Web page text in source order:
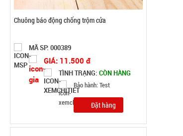
Lót chuột pad 25x30cm Tyloo màu đỏ Dày 4 Ly
MÃ SP: SP004285
GIÁ: 16.000 đ
TÌNH TRẠNG: CÒN HÀNG
Bảo hành: Test; Cân nặng:
0,3kg
Đặt hàng